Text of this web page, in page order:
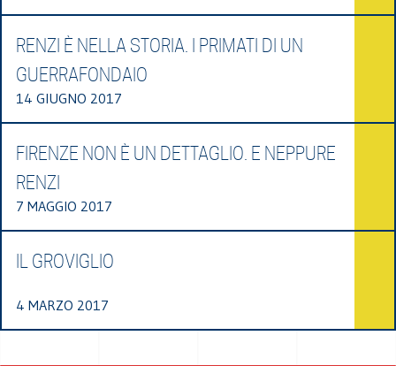
RENZI È NELLA STORIA. I PRIMATI DI UN
GUERRAFONDAIO
14 GIUGNO 2017
FIRENZE NON È UN DETTAGLIO. E NEPPURE
RENZI
7 MAGGIO 2017
IL GROVIGLIO
4 MARZO 2017